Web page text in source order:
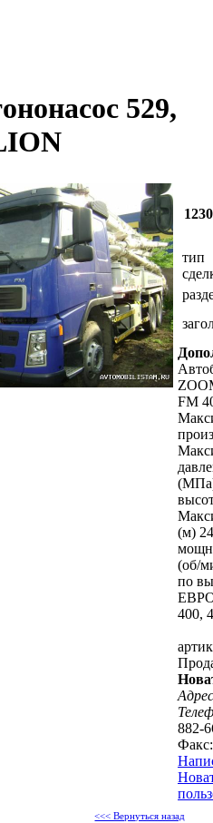
529,
тип
FM
(м)
(об/
по
400,
882-
<<< Вернуться назад